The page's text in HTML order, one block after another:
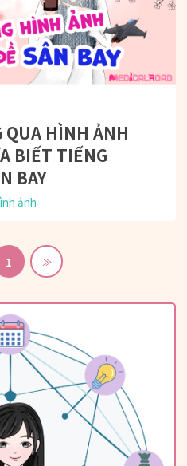
QUA HÌNH ẢNH
BIẾT TIẾNG
BAY
ảnh
1